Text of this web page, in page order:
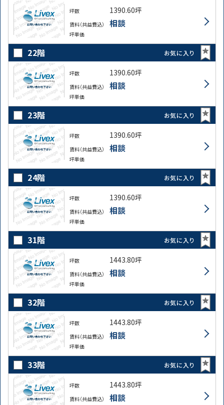
坪数 1390.60坪
賃料（共益費込） 相談
坪単価
22階 お気に入り
坪数 1390.60坪
賃料（共益費込） 相談
坪単価
23階 お気に入り
坪数 1390.60坪
賃料（共益費込） 相談
坪単価
24階 お気に入り
坪数 1390.60坪
賃料（共益費込） 相談
坪単価
31階 お気に入り
坪数 1443.80坪
賃料（共益費込） 相談
坪単価
32階 お気に入り
坪数 1443.80坪
賃料（共益費込） 相談
坪単価
33階 お気に入り
坪数 1443.80坪
賃料（共益費込） 相談